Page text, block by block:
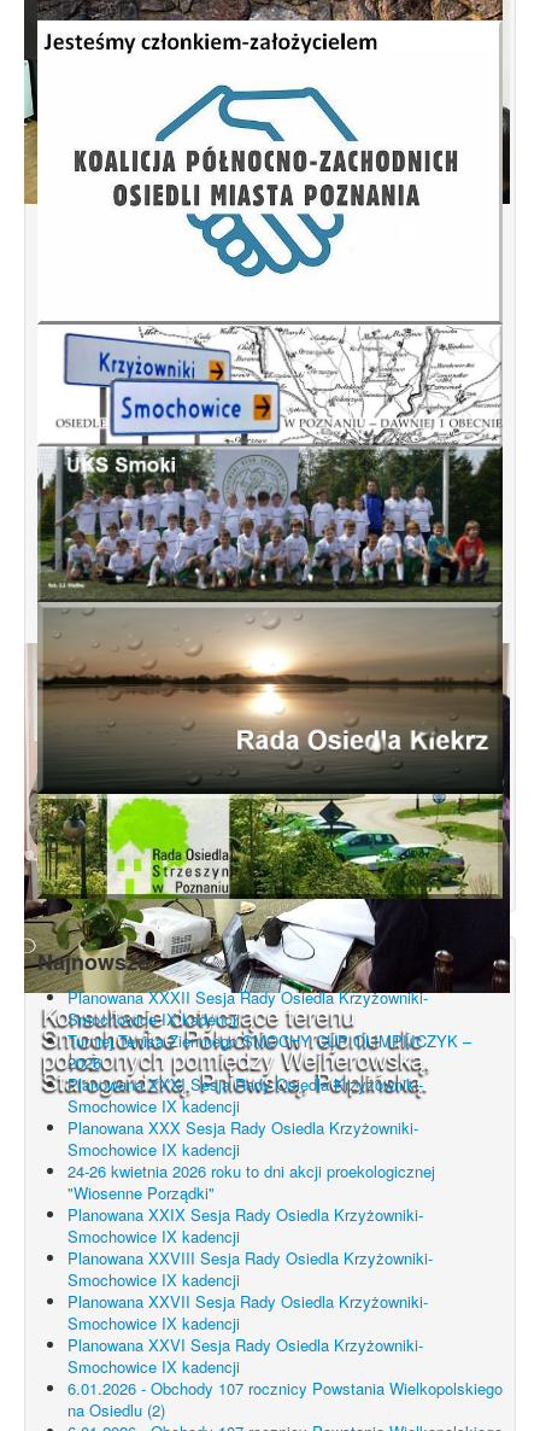
Spotkanie informacyjne w sprawie
budowy ulic Łebska, Łagowska,
Kociewska, Żukowska
Konsultacje dotyczące terenu
Smochowice Południe w rejonie ulic
położonych pomiędzy Wejherowską,
Starogardzką, Pniewską, Pelplińską.
Najnowsze
Planowana XXXII Sesja Rady Osiedla Krzyżowniki-
Smochowice IX kadencji
Turniej Tenisa Ziemnego SMOCHY CUP OLIMPIJCZYK –
2026
Planowana XXXI Sesja Rady Osiedla Krzyżowniki-
Smochowice IX kadencji
Planowana XXX Sesja Rady Osiedla Krzyżowniki-
Smochowice IX kadencji
24-26 kwietnia 2026 roku to dni akcji proekologicznej
"Wiosenne Porządki"
Planowana XXIX Sesja Rady Osiedla Krzyżowniki-
Smochowice IX kadencji
Planowana XXVIII Sesja Rady Osiedla Krzyżowniki-
Smochowice IX kadencji
Planowana XXVII Sesja Rady Osiedla Krzyżowniki-
Smochowice IX kadencji
Planowana XXVI Sesja Rady Osiedla Krzyżowniki-
Smochowice IX kadencji
6.01.2026 - Obchody 107 rocznicy Powstania Wielkopolskiego
na Osiedlu (2)